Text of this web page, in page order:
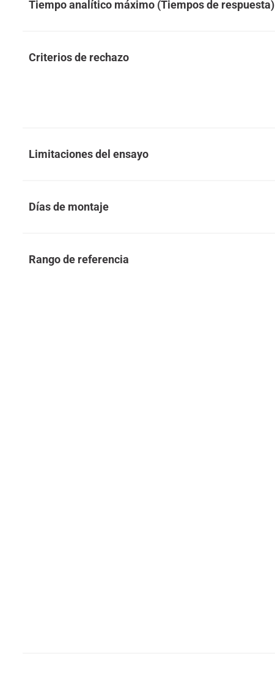
Tiempo analítico máximo (Tiempos de respuesta)
Criterios de rechazo
Limitaciones del ensayo
Días de montaje
Rango de referencia